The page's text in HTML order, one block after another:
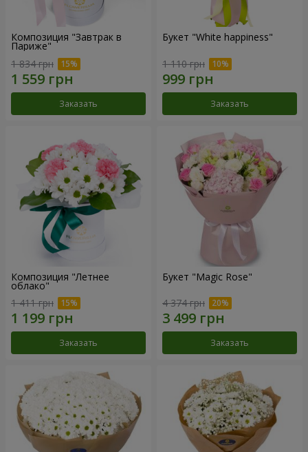
Композиция "Завтрак в
Париже"
1 834 грн
Заказать
Букет "White happiness"
1 110 грн
Заказать
Композиция "Летнее
облако"
1 411 грн
Заказать
Букет "Magic Rose"
4 374 грн
Заказать